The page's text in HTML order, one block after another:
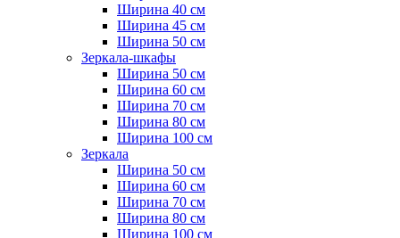
Ширина 40 см
Ширина 45 см
Ширина 50 см
Зеркала-шкафы
Ширина 50 см
Ширина 60 см
Ширина 70 см
Ширина 80 см
Ширина 100 см
Зеркала
Ширина 50 см
Ширина 60 см
Ширина 70 см
Ширина 80 см
Ширина 100 см